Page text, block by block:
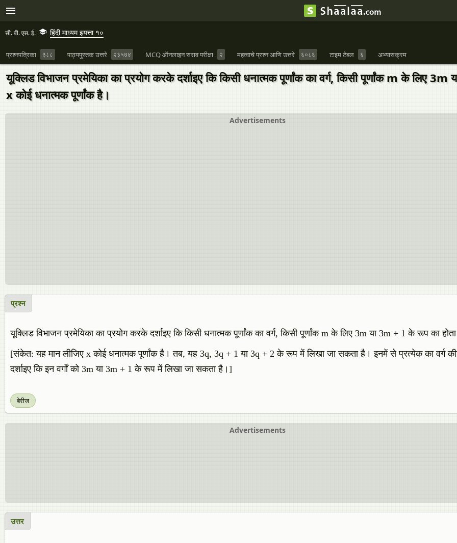
सी. बी. एस. ई. हिंदी माध्यम इयत्ता १०
प्रश्नपत्रिका ३८८ पाठ्यपुस्तक उत्तरे २३५७४ MCQ ऑनलाइन सराव परीक्षा २ महत्वाचे प्रश्न आणि उत्तरे ६०८६ टाइम टेबल ६ अभ्यासक्रम
यूक्लिड विभाजन प्रमेयिका का प्रयोग करके दर्शाइए कि किसी धनात्मक पूर्णांक का वर्ग, किसी पूर्णांक m के लिए
x कोई धनात्मक पूर्णांक है।
Advertisements
प्रश्न
यूक्लिड विभाजन प्रमेयिका का प्रयोग करके दर्शाइए कि किसी धनात्मक पूर्णांक का वर्ग, किसी पूर्णांक m के लिए 3m या 3m + 1 के रूप का
[संकेत: यह मान लीजिए x कोई धनात्मक पूर्णांक है। तब, यह 3q, 3q + 1 या 3q + 2 के रूप में लिखा जा सकता है। इनमें से प्रत्येक का वर्ग
दर्शाइए कि इन वर्गों को 3m या 3m + 1 के रूप में लिखा जा सकता है।]
बेरीज
Advertisements
उत्तर